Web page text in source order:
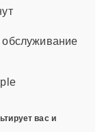
обслуживание
вас и